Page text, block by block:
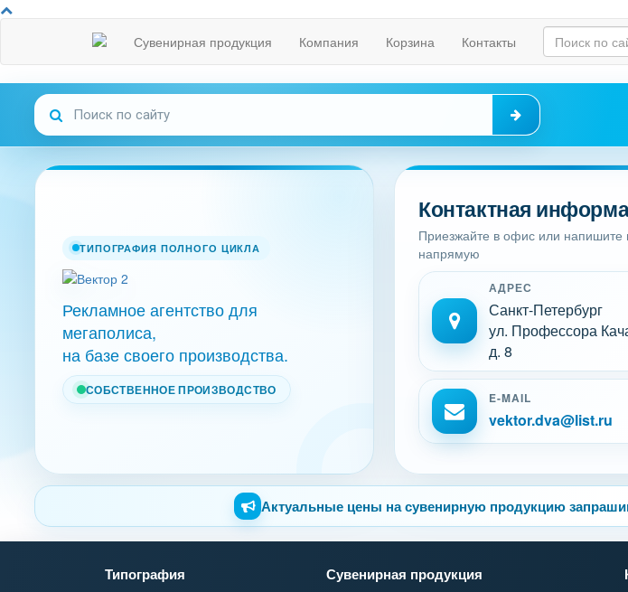
Сувенирная продукция Компания Корзина Контакты
ТИПОГРАФИЯ ПОЛНОГО ЦИКЛА
Рекламное агентство для
мегаполиса,
на базе своего производства.
СОБСТВЕННОЕ ПРОИЗВОДСТВО
Контактная
Приезжайте в офис или напишите
напрямую
АДРЕС
Санкт-Петербург
ул. Профессора
д. 8
E-MAIL
vektor.dva@list.ru
Актуальные цены на сувенирную продукцию
Типография Сувенирная продукция